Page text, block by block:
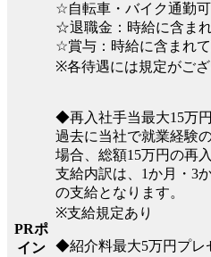
☆自転車・バイク通勤可
☆退職金：時給に含ま
☆賞与：時給に含まれ
※各待遇には規定がござ
PRポ
イン
◆再入社手当最大15万
過去に当社で就業経験
場合、総額15万円の再
支給内訳は、1か月・3
の支給となります。
※支給規定あり
◆紹介料最大5万円プ